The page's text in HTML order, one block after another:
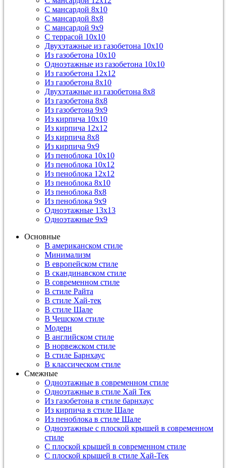
С мансардой 8х10
С мансардой 8х8
С мансардой 9х9
С террасой 10х10
Двухэтажные из газобетона 10х10
Из газобетона 10х10
Одноэтажные из газобетона 10х10
Из газобетона 12х12
Из газобетона 8х10
Двухэтажные из газобетона 8х8
Из газобетона 8х8
Из газобетона 9х9
Из кирпича 10х10
Из кирпича 12х12
Из кирпича 8х8
Из кирпича 9х9
Из пеноблока 10х10
Из пеноблока 10х12
Из пеноблока 12х12
Из пеноблока 8х10
Из пеноблока 8х8
Из пеноблока 9х9
Одноэтажные 13х13
Одноэтажные 9х9
Основные
В американском стиле
Минимализм
В европейском стиле
В скандинавском стиле
В современном стиле
В стиле Райта
В стиле Хай-тек
В стиле Шале
В Чешском стиле
Модерн
В английском стиле
В норвежском стиле
В стиле Барнхаус
В классическом стиле
Смежные
Одноэтажные в современном стиле
Одноэтажные в стиле Хай Тек
Из газобетона в стиле барнхаус
Из кирпича в стиле Шале
Из пеноблока в стиле Шале
Одноэтажные с плоской крышей в современном
стиле
С плоской крышей в современном стиле
С плоской крышей в стиле Хай-Тек